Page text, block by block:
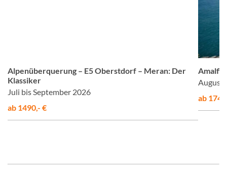
Alpenüberquerung – E5 Oberstdorf – Meran: Der
Klassiker
Juli bis September 2026
ab 1490,- €
Amalfis
August
ab